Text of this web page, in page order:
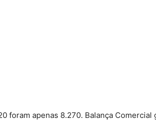
foram apenas 8.270. Balança